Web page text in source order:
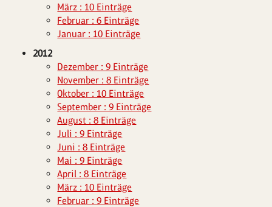
März : 10 Einträge
Februar : 6 Einträge
Januar : 10 Einträge
2012
Dezember : 9 Einträge
November : 8 Einträge
Oktober : 10 Einträge
September : 9 Einträge
August : 8 Einträge
Juli : 9 Einträge
Juni : 8 Einträge
Mai : 9 Einträge
April : 8 Einträge
März : 10 Einträge
Februar : 9 Einträge